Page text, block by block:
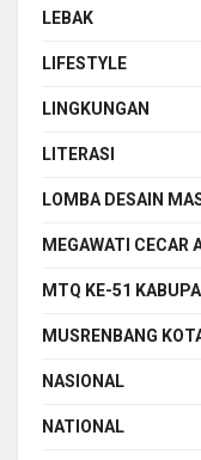
LEBAK
LIFESTYLE
LINGKUNGAN
LITERASI
LOMBA DESAIN
MEGAWATI CECAR
MTQ KE-51
MUSRENBANG
NASIONAL
NATIONAL